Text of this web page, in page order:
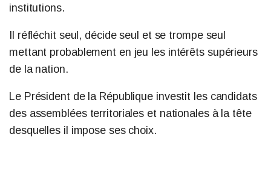
institutions.
Il réfléchit seul, décide seul et se trompe seul
mettant probablement en jeu les intérêts supérieurs
de la nation.
Le Président de la République investit les candidats
des assemblées territoriales et nationales à la tête
desquelles il impose ses choix.